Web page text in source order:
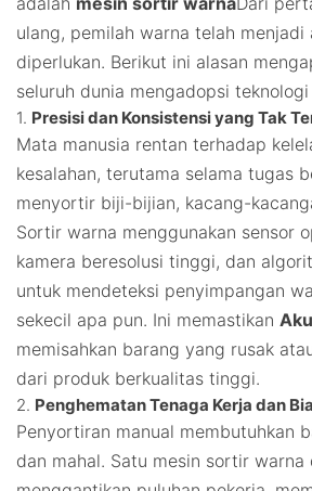
ulang, pemilah warna telah
diperlukan. Berikut ini alasan
seluruh dunia mengadopsi teknologi
1. Presisi dan Konsistensi yang Tak
Mata manusia rentan terhadap
kesalahan, terutama selama tugas
menyortir biji-bijian, kacang-
Sortir warna menggunakan sensor
kamera beresolusi tinggi, dan
untuk mendeteksi penyimpangan
sekecil apa pun. Ini memastikan
memisahkan barang yang rusak
dari produk berkualitas tinggi.
2. Penghematan Tenaga Kerja dan
Penyortiran manual membutuhkan
dan mahal. Satu mesin sortir warna